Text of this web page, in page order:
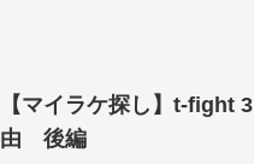
【マイラケ探し】t-
由 後編